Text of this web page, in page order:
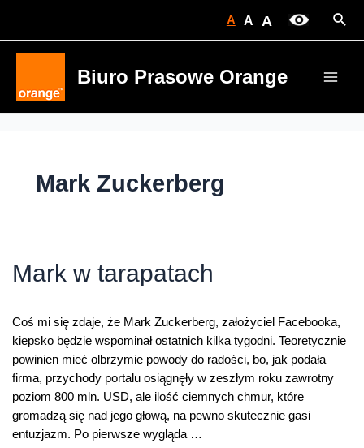
A A A
Biuro Prasowe Orange
Mark Zuckerberg
Mark w tarapatach
Coś mi się zdaje, że Mark Zuckerberg, założyciel Facebooka,
kiepsko będzie wspominał ostatnich kilka tygodni. Teoretycznie
powinien mieć olbrzymie powody do radości, bo, jak podała
firma, przychody portalu osiągnęły w zeszłym roku zawrotny
poziom 800 mln. USD, ale ilość ciemnych chmur, które
gromadzą się nad jego głową, na pewno skutecznie gasi
entuzjazm. Po pierwsze wygląda …